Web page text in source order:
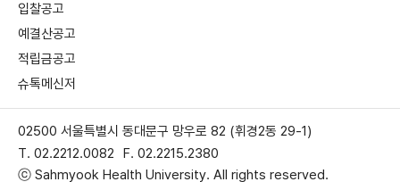
입찰공고
예결산공고
적립금공고
슈톡메신저
02500 서울특별시 동대문구 망우로 82 (휘경2동 29-1)
T. 02.2212.0082
F. 02.2215.2380
ⓒ Sahmyook Health University. All rights reserved.